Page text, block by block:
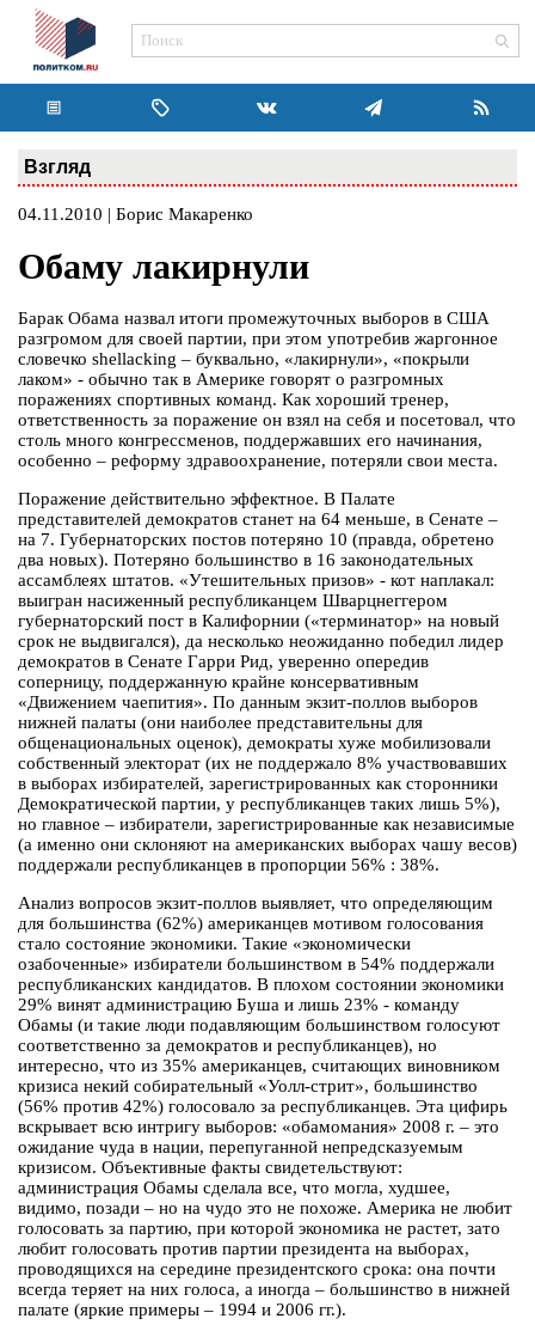
Взгляд
04.11.2010 | Борис Макаренко
Обаму лакирнули
Барак Обама назвал итоги промежуточных выборов в США
разгромом для своей партии, при этом употребив жаргонное
словечко shellacking – буквально, «лакирнули», «покрыли
лаком» - обычно так в Америке говорят о разгромных
поражениях спортивных команд. Как хороший тренер,
ответственность за поражение он взял на себя и посетовал, что
столь много конгрессменов, поддержавших его начинания,
особенно – реформу здравоохранение, потеряли свои места.
Поражение действительно эффектное. В Палате
представителей демократов станет на 64 меньше, в Сенате –
на 7. Губернаторских постов потеряно 10 (правда, обретено
два новых). Потеряно большинство в 16 законодательных
ассамблеях штатов. «Утешительных призов» - кот наплакал:
выигран насиженный республиканцем Шварцнеггером
губернаторский пост в Калифорнии («терминатор» на новый
срок не выдвигался), да несколько неожиданно победил лидер
демократов в Сенате Гарри Рид, уверенно опередив
соперницу, поддержанную крайне консервативным
«Движением чаепития». По данным экзит-поллов выборов
нижней палаты (они наиболее представительны для
общенациональных оценок), демократы хуже мобилизовали
собственный электорат (их не поддержало 8% участвовавших
в выборах избирателей, зарегистрированных как сторонники
Демократической партии, у республиканцев таких лишь 5%),
но главное – избиратели, зарегистрированные как независимые
(а именно они склоняют на американских выборах чашу весов)
поддержали республиканцев в пропорции 56% : 38%.
Анализ вопросов экзит-поллов выявляет, что определяющим
для большинства (62%) американцев мотивом голосования
стало состояние экономики. Такие «экономически
озабоченные» избиратели большинством в 54% поддержали
республиканских кандидатов. В плохом состоянии экономики
29% винят администрацию Буша и лишь 23% - команду
Обамы (и такие люди подавляющим большинством голосуют
соответственно за демократов и республиканцев), но
интересно, что из 35% американцев, считающих виновником
кризиса некий собирательный «Уолл-стрит», большинство
(56% против 42%) голосовало за республиканцев. Эта цифирь
вскрывает всю интригу выборов: «обамомания» 2008 г. – это
ожидание чуда в нации, перепуганной непредсказуемым
кризисом. Объективные факты свидетельствуют:
администрация Обамы сделала все, что могла, худшее,
видимо, позади – но на чудо это не похоже. Америка не любит
голосовать за партию, при которой экономика не растет, зато
любит голосовать против партии президента на выборах,
проводящихся на середине президентского срока: она почти
всегда теряет на них голоса, а иногда – большинство в нижней
палате (яркие примеры – 1994 и 2006 гг.).